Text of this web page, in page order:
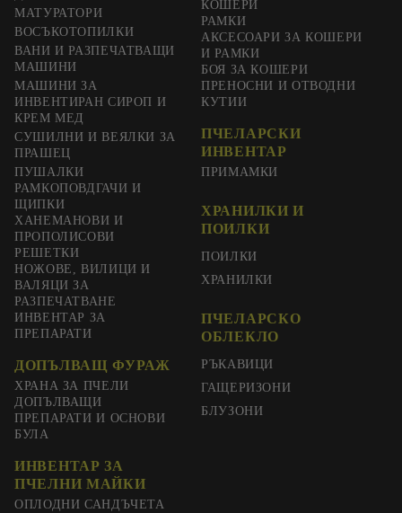
МАТУРАТОРИ
ВОСЪКОТОПИЛКИ
ВАНИ И РАЗПЕЧАТВАЩИ
МАШИНИ
МАШИНИ ЗА
ИНВЕНТИРАН СИРОП И
КРЕМ МЕД
СУШИЛНИ И ВЕЯЛКИ ЗА
ПРАШЕЦ
КОШЕРИ
РАМКИ
АКСЕСОАРИ ЗА КОШЕРИ
И РАМКИ
БОЯ ЗА КОШЕРИ
ПРЕНОСНИ И ОТВОДНИ
КУТИИ
ПЧЕЛАРСКИ
ИНВЕНТАР
ПУШАЛКИ
РАМКОПОВДГАЧИ И
ЩИПКИ
ХАНЕМАНОВИ И
ПРОПОЛИСОВИ
РЕШЕТКИ
НОЖОВЕ, ВИЛИЦИ И
ВАЛЯЦИ ЗА
РАЗПЕЧАТВАНЕ
ИНВЕНТАР ЗА
ПРЕПАРАТИ
ДОПЪЛВАЩ ФУРАЖ
ХРАНА ЗА ПЧЕЛИ
ДОПЪЛВАЩИ
ПРЕПАРАТИ И ОСНОВИ
ПРИМАМКИ
ХРАНИЛКИ И
ПОИЛКИ
ПОИЛКИ
ХРАНИЛКИ
ПЧЕЛАРСКО
ОБЛЕКЛО
РЪКАВИЦИ
ГАЩЕРИЗОНИ
БЛУЗОНИ
БУЛА
ИНВЕНТАР ЗА
ПЧЕЛНИ МАЙКИ
ОПЛОДНИ САНДЪЧЕТА